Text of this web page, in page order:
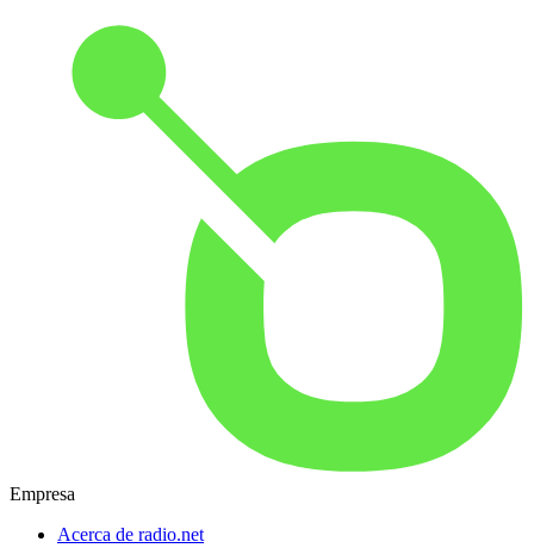
Empresa
Acerca de radio.net